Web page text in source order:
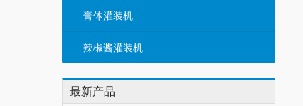
膏体灌装机
辣椒酱灌装机
最新产品